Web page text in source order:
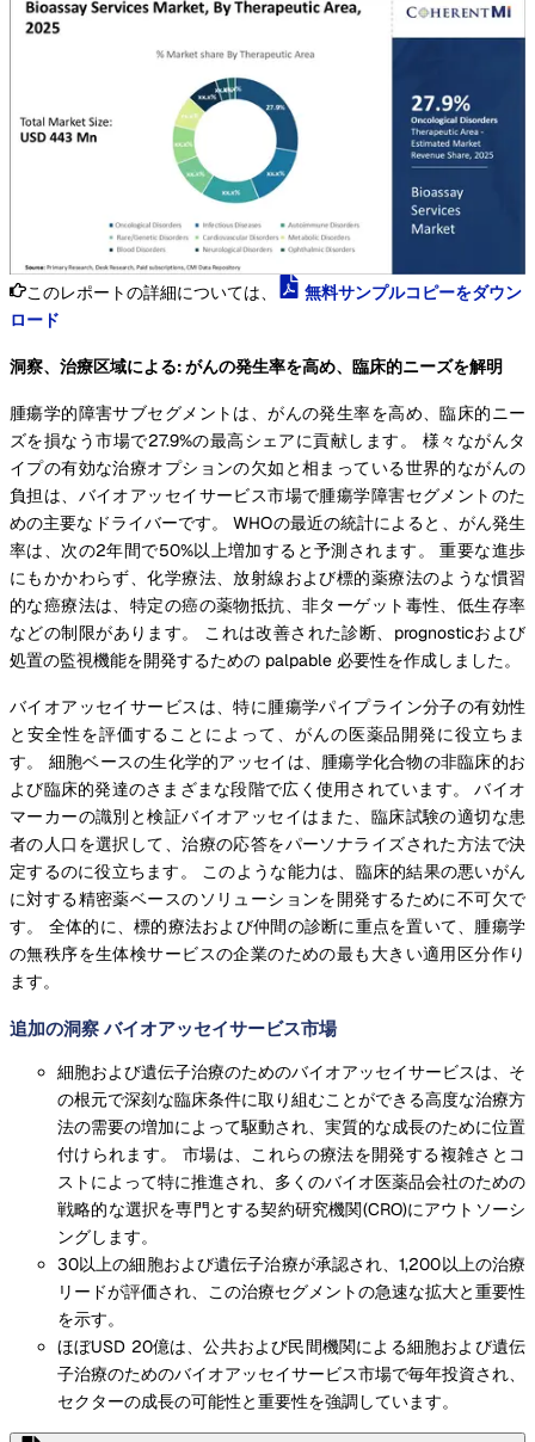
このレポートの詳細については、
無料サンプルコピーをダウン
ロード
洞察、治療区域による: がんの発生率を高め、臨床的ニーズを解明
腫瘍学的障害サブセグメントは、がんの発生率を高め、臨床的ニー
ズを損なう市場で27.9%の最高シェアに貢献します。 様々ながんタ
イプの有効な治療オプションの欠如と相まっている世界的ながんの
負担は、バイオアッセイサービス市場で腫瘍学障害セグメントのた
めの主要なドライバーです。 WHOの最近の統計によると、がん発生
率は、次の2年間で50%以上増加すると予測されます。 重要な進歩
にもかかわらず、化学療法、放射線および標的薬療法のような慣習
的な癌療法は、特定の癌の薬物抵抗、非ターゲット毒性、低生存率
などの制限があります。 これは改善された診断、prognosticおよび
処置の監視機能を開発するための palpable 必要性を作成しました。
バイオアッセイサービスは、特に腫瘍学パイプライン分子の有効性
と安全性を評価することによって、がんの医薬品開発に役立ちま
す。 細胞ベースの生化学的アッセイは、腫瘍学化合物の非臨床的お
よび臨床的発達のさまざまな段階で広く使用されています。 バイオ
マーカーの識別と検証バイオアッセイはまた、臨床試験の適切な患
者の人口を選択して、治療の応答をパーソナライズされた方法で決
定するのに役立ちます。 このような能力は、臨床的結果の悪いがん
に対する精密薬ベースのソリューションを開発するために不可欠で
す。 全体的に、標的療法および仲間の診断に重点を置いて、腫瘍学
の無秩序を生体検サービスの企業のための最も大きい適用区分作り
ます。
追加の洞察 バイオアッセイサービス市場
細胞および遺伝子治療のためのバイオアッセイサービスは、そ
の根元で深刻な臨床条件に取り組むことができる高度な治療方
法の需要の増加によって駆動され、実質的な成長のために位置
付けられます。 市場は、これらの療法を開発する複雑さとコ
ストによって特に推進され、多くのバイオ医薬品会社のための
戦略的な選択を専門とする契約研究機関(CRO)にアウトソーシ
ングします。
30以上の細胞および遺伝子治療が承認され、1,200以上の治療
リードが評価され、この治療セグメントの急速な拡大と重要性
を示す。
ほぼUSD 20億は、公共および民間機関による細胞および遺伝
子治療のためのバイオアッセイサービス市場で毎年投資され、
セクターの成長の可能性と重要性を強調しています。